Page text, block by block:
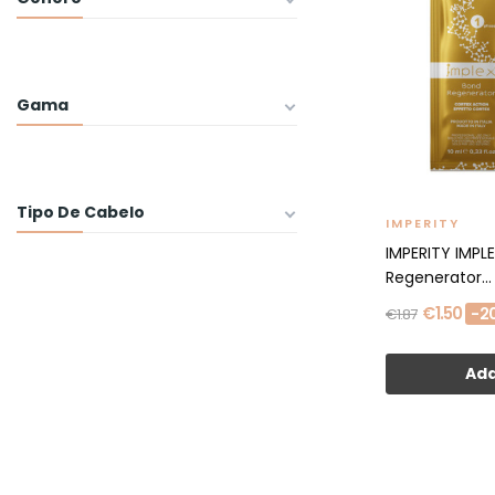
Gama
Tipo De Cabelo
IMPERITY
IMPERITY
Regenerator...
€1.87 €1.50 -